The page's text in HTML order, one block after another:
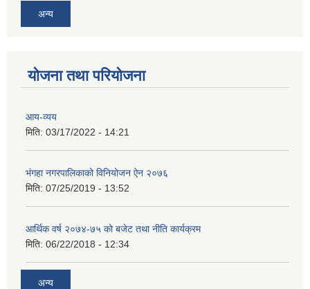
अन्य
योजना तथा परियोजना
आय-व्यय
मिति: 03/17/2022 - 14:21
भंगहा नगरपालिकाको विनियोजन ऐन २०७६
मिति: 07/25/2019 - 13:52
आर्थिक वर्ष २०७४-७५ को बजेट तथा नीति कार्यक्रम
मिति: 06/22/2018 - 12:34
अन्य